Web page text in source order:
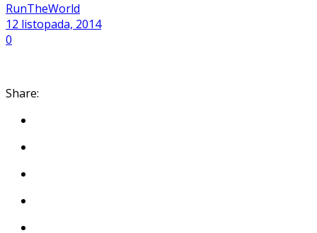
RunTheWorld
12 listopada, 2014
0
Share: